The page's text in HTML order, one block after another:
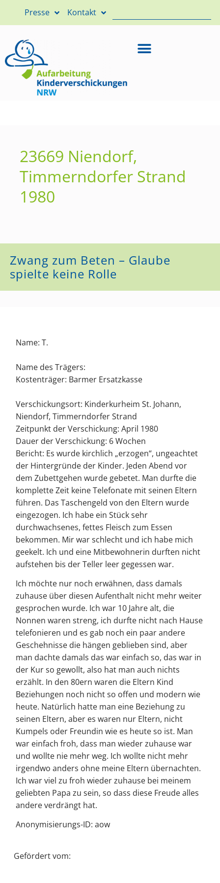
Presse Kontakt
23669 Niendorf,
Timmerndorfer Strand
1980
Zwang zum Beten – Glaube
spielte keine Rolle
Name: T.
Name des Trägers:
Kostenträger: Barmer Ersatzkasse
Verschickungsort: Kinderkurheim St. Johann,
Niendorf, Timmerndorfer Strand
Zeitpunkt der Verschickung: April 1980
Dauer der Verschickung: 6 Wochen
Bericht: Es wurde kirchlich „erzogen“, ungeachtet
der Hintergründe der Kinder. Jeden Abend vor
dem Zubettgehen wurde gebetet. Man durfte die
komplette Zeit keine Telefonate mit seinen Eltern
führen. Das Taschengeld von den Eltern wurde
eingezogen. Ich habe ein Stück sehr
durchwachsenes, fettes Fleisch zum Essen
bekommen. Mir war schlecht und ich habe mich
geekelt. Ich und eine Mitbewohnerin durften nicht
aufstehen bis der Teller leer gegessen war.
Ich möchte nur noch erwähnen, dass damals
zuhause über diesen Aufenthalt nicht mehr weiter
gesprochen wurde. Ich war 10 Jahre alt, die
Nonnen waren streng, ich durfte nicht nach Hause
telefonieren und es gab noch ein paar andere
Geschehnisse die hängen geblieben sind, aber
man dachte damals das war einfach so, das war in
der Kur so gewollt, also hat man auch nichts
erzählt. In den 80ern waren die Eltern Kind
Beziehungen noch nicht so offen und modern wie
heute. Natürlich hatte man eine Beziehung zu
seinen Eltern, aber es waren nur Eltern, nicht
Kumpels oder Freundin wie es heute so ist. Man
war einfach froh, dass man wieder zuhause war
und wollte nie mehr weg. Ich wollte nicht mehr
irgendwo anders ohne meine Eltern übernachten.
Ich war viel zu froh wieder zuhause bei meinem
geliebten Papa zu sein, so dass diese Freude alles
andere verdrängt hat.
Anonymisierungs-ID: aow
Gefördert vom: